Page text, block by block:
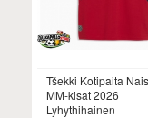
Tšekki Kotipaita
MM-kisat 2026
Lyhythihainen